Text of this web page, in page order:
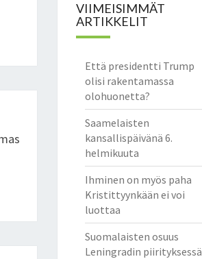
VIIMEISIMMÄT
ARTIKKELIT
Että presidentti Trump
olisi rakentamassa
olohuonetta?
Saamelaisten
kansallispäivänä 6.
helmikuuta
Ihminen on myös paha
Kristittyynkään ei voi
luottaa
Suomalaisten osuus
Leningradin piirityksessä